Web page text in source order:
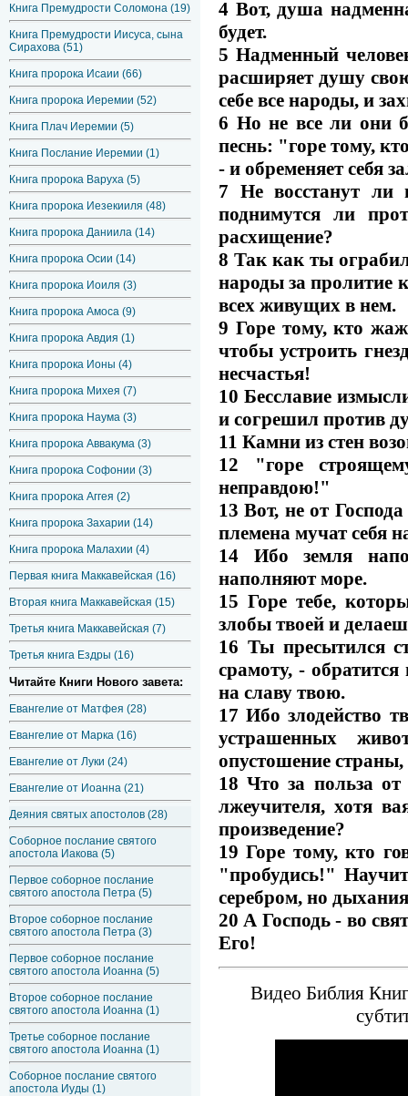
Книга Премудрости Соломона (19)
Книга Премудрости Иисуса, сына
Сирахова (51)
Книга пророка Исаии (66)
Книга пророка Иеремии (52)
Книга Плач Иеремии (5)
Книга Послание Иеремии (1)
Книга пророка Варуха (5)
Книга пророка Иезекииля (48)
Книга пророка Даниила (14)
Книга пророка Осии (14)
Книга пророка Иоиля (3)
Книга пророка Амоса (9)
Книга пророка Авдия (1)
Книга пророка Ионы (4)
Книга пророка Михея (7)
Книга пророка Наума (3)
Книга пророка Аввакума (3)
Книга пророка Софонии (3)
Книга пророка Аггея (2)
Книга пророка Захарии (14)
Книга пророка Малахии (4)
Первая книга Маккавейская (16)
Вторая книга Маккавейская (15)
Третья книга Маккавейская (7)
Третья книга Ездры (16)
Читайте Книги Нового завета:
Евангелие от Матфея (28)
Евангелие от Марка (16)
Евангелие от Луки (24)
Евангелие от Иоанна (21)
Деяния святых апостолов (28)
Соборное послание святого
апостола Иакова (5)
Первое соборное послание
святого апостола Петра (5)
Второе соборное послание
святого апостола Петра (3)
Первое соборное послание
святого апостола Иоанна (5)
Второе соборное послание
святого апостола Иоанна (1)
Третье соборное послание
святого апостола Иоанна (1)
Соборное послание святого
апостола Иуды (1)
4 Вот, душа
будет.
5 Надменный
расширяет душу
себе все народы, и
6 Но не все ли они
песнь: "горе тому,
- и обременяет себя
7 Не восстанут ли
поднимутся ли
расхищение?
8 Так как ты
народы за пролитие
всех живущих в нем.
9 Горе тому, кто
чтобы устроить
несчастья!
10 Бесславие
и согрешил против
11 Камни из стен
12 "горе
неправдою!"
13 Вот, не от
племена мучат себя
14 Ибо земля
наполняют море.
15 Горе тебе,
злобы твоей и
16 Ты пресытился
срамоту, -
на славу твою.
17 Ибо злодейство
устрашенных
опустошение
18 Что за польза от
лжеучителя, хотя
произведение?
19 Горе тому, кто
"пробудись!"
серебром, но
20 А Господь - во
Его!
Видео Библия